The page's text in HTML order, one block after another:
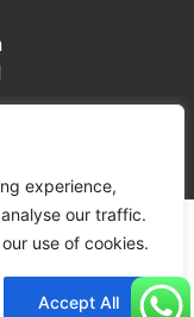
experience,
our traffic.
use of cookies.
Accept All
reservados.